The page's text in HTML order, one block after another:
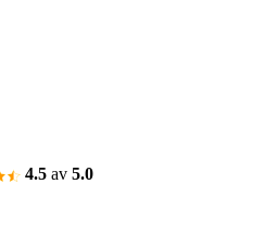
4.5 av 5.0